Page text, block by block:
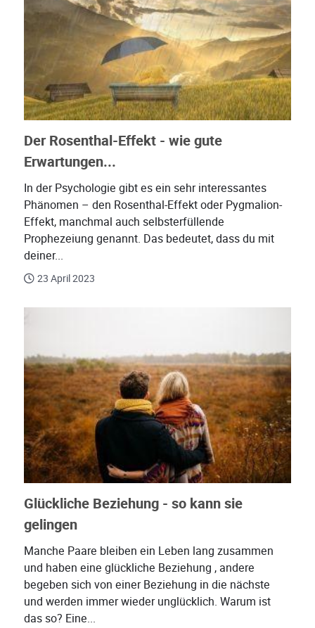
Der Rosenthal-Effekt - wie gute
Erwartungen...
In der Psychologie gibt es ein sehr interessantes
Phänomen – den Rosenthal-Effekt oder Pygmalion-
Effekt, manchmal auch selbsterfüllende
Prophezeiung genannt. Das bedeutet, dass du mit
deiner...
23 April 2023
Glückliche Beziehung - so kann sie
gelingen
Manche Paare bleiben ein Leben lang zusammen
und haben eine glückliche Beziehung , andere
begeben sich von einer Beziehung in die nächste
und werden immer wieder unglücklich. Warum ist
das so? Eine...